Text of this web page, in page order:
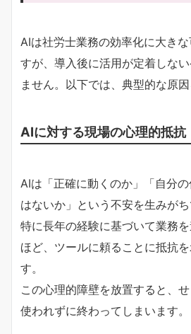
AIは社労士業務の効率化に大き
すが、導入後に活用が定着しな
ません。以下では、典型的な原因
AIに対する現場の心理的抵抗
AIは「正確に動くのか」「自分
はないか」という不安を生みがち
特に長年の経験に基づいて業務
ほど、ツールに頼ることに抵抗
す。
この心理的障壁を放置すると、
使われずに終わってしまいます。